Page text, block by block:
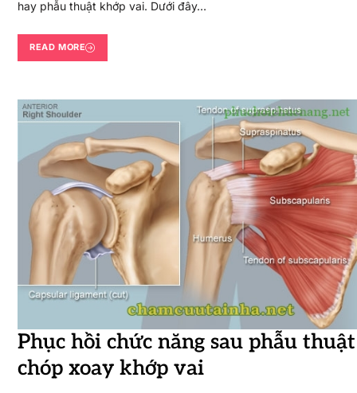
hay phẫu thuật khớp vai. Dưới đây…
READ MORE
Phục hồi chức năng sau phẫu thuật
chóp xoay khớp vai